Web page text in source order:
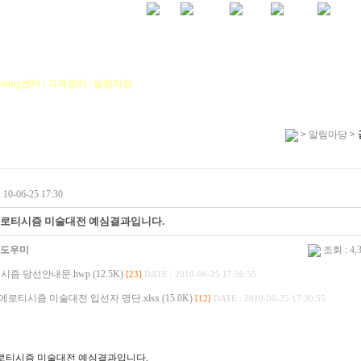
센터 자격관리 알림마당
> 알림마당 >
06-25 17:30
티시즘 미술대전 예심결과입니다.
우미 조회 :
즘 당선안내문.hwp (12.5K) [23] DATE : 2010-06-25 17:30:55
로티시즘 미술대전 입선자 명단.xlsx (15.0K) [12] DATE : 2010-06-25 17:30:55
티시즘 미술대전 예심결과입니다.